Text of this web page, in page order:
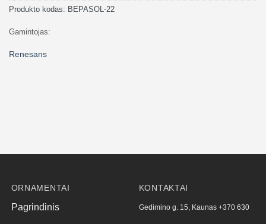
Produkto kodas: BEPASOL-22
Gamintojas:
Renesans
ORNAMENTAI
Pagrindinis
KONTAKTAI
Gedimino g. 15, Kaunas +370 630